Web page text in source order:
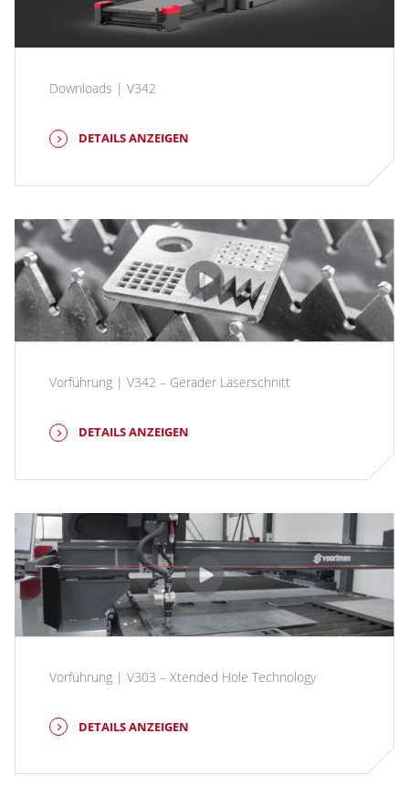
Downloads | V342
DETAILS ANZEIGEN
Vorführung | V342 – Gerader Laserschnitt
DETAILS ANZEIGEN
Vorführung | V303 – Xtended Hole Technology
DETAILS ANZEIGEN